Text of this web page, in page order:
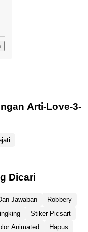
Arti-Love-3-
Dicari
Jawaban
Robbery
Stiker Picsart
Animated
Hapus